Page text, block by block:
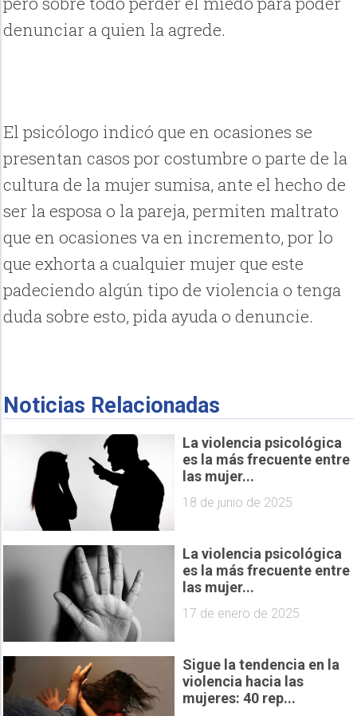
denunciar a quien la agrede.
El psicólogo indicó que en ocasiones se
presentan casos por costumbre o parte de la
cultura de la mujer sumisa, ante el hecho de
ser la esposa o la pareja, permiten maltrato
que en ocasiones va en incremento, por lo
que exhorta a cualquier mujer que este
padeciendo algún tipo de violencia o tenga
duda sobre esto, pida ayuda o denuncie.
Noticias Relacionadas
La violencia psicológica
es la más frecuente entre
las mujer...
18 de junio de 2025
La violencia psicológica
es la más frecuente entre
las mujer...
17 de enero de 2025
Sigue la tendencia en la
violencia hacia las
mujeres: 40 rep...